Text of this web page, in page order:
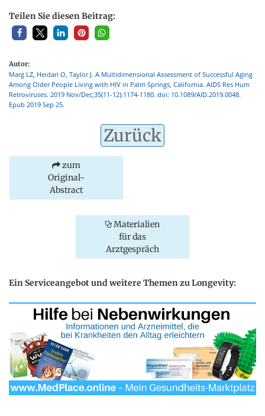
Teilen Sie diesen Beitrag:
Autor:
Marg LZ, Heidari O, Taylor J. A Multidimensional Assessment of Successful Aging
Among Older People Living with HIV in Palm Springs, California. AIDS Res Hum
Retroviruses. 2019 Nov/Dec;35(11-12):1174-1180. doi: 10.1089/AID.2019.0048.
Epub 2019 Sep 25.
Zurück
zum
Original-
Abstract
Materialien
für das
Arztgespräch
Ein Serviceangebot und weitere Themen zu Longevity: